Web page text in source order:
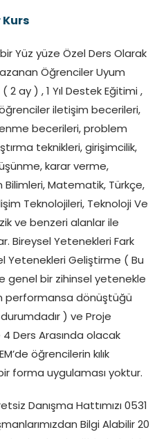
Kurs
Yüz yüze Özel Ders Olarak
Öğrenciler Uyum
ay ) , 1 Yıl Destek Eğitimi ,
iletişim becerileri,
becerileri, problem
teknikleri, girişimcilik,
karar verme,
Bilimleri, Matematik, Türkçe,
Teknolojileri, Teknoloji Ve
ve benzeri alanlar ile
Bireysel Yetenekleri Fark
Yetenekleri Geliştirme ( Bu
genel bir zihinsel yetenekle
performansa dönüştüğü
) ve Proje
Ders Arasında olacak
öğrencilerin kılık
forma uygulaması yoktur.
Danışma Hattımızı 0531
Bilgi Alabilir 20